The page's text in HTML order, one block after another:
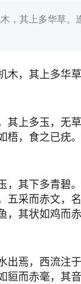
其上多华草。
木，其上多华
其上多玉，无
梧，食之已疣
，其下多青碧
五采而赤文，
，其状如鸡而
出焉，西流注
而赤毫，其